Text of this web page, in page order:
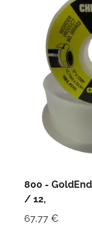
800 -
/ 12,
67,77 €